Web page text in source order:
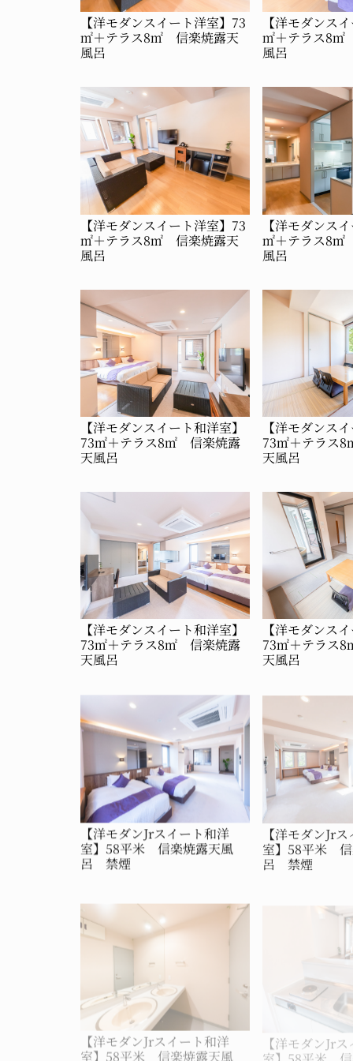
【洋モダンスイート洋室】73
㎡＋テラス8㎡ 信楽焼露天
風呂
【洋モダンス
㎡＋テラス8
風呂
【洋モダンスイート洋室】73
㎡＋テラス8㎡ 信楽焼露天
風呂
【洋モダンス
㎡＋テラス8
風呂
【洋モダンスイート和洋室】
73㎡＋テラス8㎡ 信楽焼露
天風呂
【洋モダンス
73㎡＋テラス
天風呂
【洋モダンスイート和洋室】
73㎡＋テラス8㎡ 信楽焼露
天風呂
【洋モダンス
73㎡＋テラス
天風呂
【洋モダンJrスイート和洋
室】58平米 信楽焼露天風
呂 禁煙
【洋モダンJr
室】58平米
呂 禁煙
【洋モダンJrスイート和洋
室】58平米 信楽焼露天風
【洋モダンJr
室】58平米